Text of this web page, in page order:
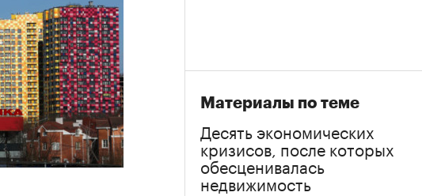
Материалы по теме
Десять экономических
кризисов, после которых
обесценивалась
недвижимость